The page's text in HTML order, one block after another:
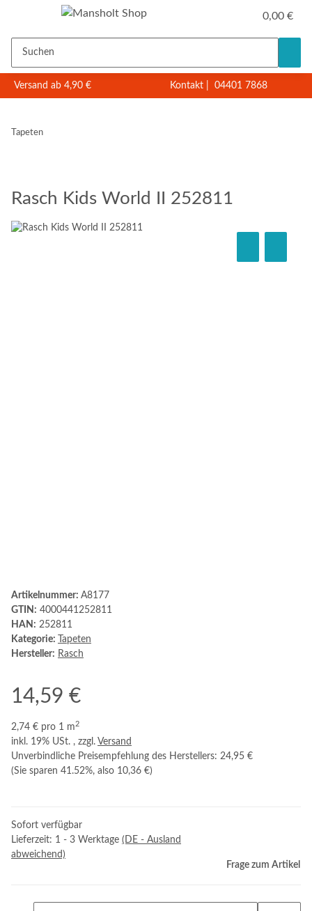
0,00 €
Versand ab 4,90 € Kontakt 04401 7868
Tapeten
Rasch Kids World II 252811
Artikelnummer: A8177
GTIN: 4000441252811
HAN: 252811
Kategorie:
Tapeten
Hersteller: Rasch
14,59 €
2,74 € pro 1 m 2
inkl. 19% USt. , zzgl. Versand
Unverbindliche Preisempfehlung des Herstellers: 24,95 €
(Sie sparen 41.52%, also 10,36 €)
Sofort verfügbar
Lieferzeit: 1 - 3 Werktage (DE - Ausland
abweichend)
Frage zum Artikel